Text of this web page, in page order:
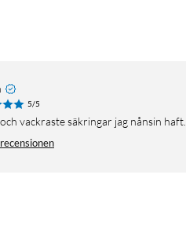
5/5
och vackraste säkringar jag nånsin haft.